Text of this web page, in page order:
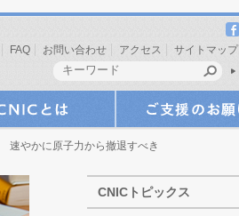
FAQ お問い合わせ アクセス サイトマップ
やかに原子力から撤退すべき
CNICトピックス